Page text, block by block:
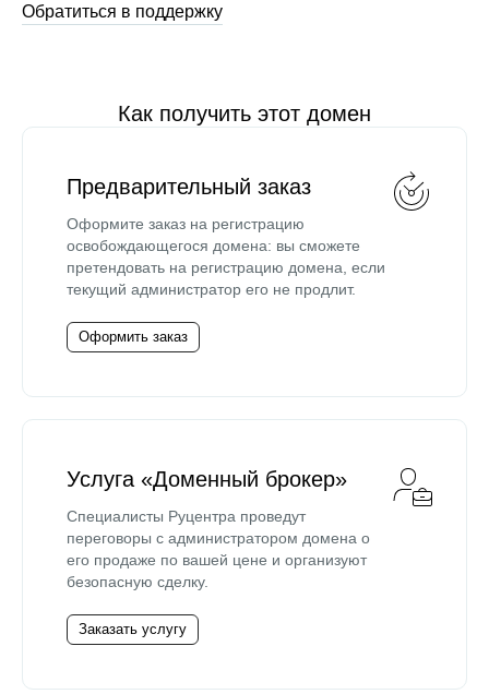
Обратиться в поддержку
Как получить этот домен
Предварительный заказ
Оформите заказ на регистрацию
освобождающегося домена: вы сможете
претендовать на регистрацию домена, если
текущий администратор его не продлит.
Оформить заказ
Услуга «Доменный брокер»
Специалисты Руцентра проведут
переговоры с администратором домена о
его продаже по вашей цене и организуют
безопасную сделку.
Заказать услугу